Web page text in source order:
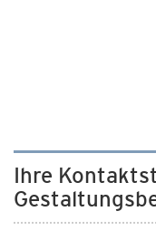
Ihre